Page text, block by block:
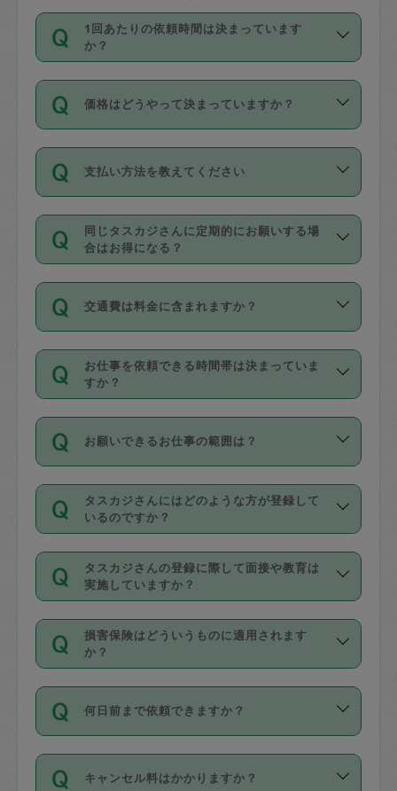
1回あたりの依頼時間は決まっています
か？
依頼1回につき3時間固定です。3時間を
超えて依頼したい場合は、延長機能をご
利用ください。機能をご利用いただくに
の上事前申請することが必要です。な
お、3時間を下回っても、値引き等はござ
いません。
価格はどうやって決まっていますか？
11種類の価格帯の中からタスカジさん自
身が価格を選んで設定しています。
タスカジさんの価格設定には最初は制限
があり、レビュー件数、レビューの平均
値、などで除々に設定可能な最高額が上
がっていく仕組みになっています。
支払い方法を教えてください
お支払方法はクレジットカード（Visa／
Master／JCB／AMERICAN EXPRESS／
Diners Club）のみとなります。
を行う際にご入力ください。プロフィー
ル登録時にはご入力いただかなくても大
丈夫です。
デビットカード・プリペイドカード（Vプ
リカ、au WALLETなど）は支払にはご利
銀行振込や現金払いも対応していませ
なお、タスカジさんの交通費も、依頼料
金のご請求と合わせてお支払いとなりま
動計算で表示されます。
同じタスカジさんに定期的にお願いする場
合はお得になる？
依頼には「スポット」と「定期（毎週｜
隔週）」があり、「定期」の依頼は「ス
ポット」よりお得な料金でご利用できま
す。
定期の最低利用回数は設けていない代わ
りに、一定数を超えたキャンセルは有償
（例：毎週定期の場合は３回以上のキャ
ンセルが有償（1200円、隔週定期の場合
は２回以上のキャンセルが有償（1200
交通費は料金に含まれますか？
交通費は依頼料金とは別途発生し、依頼
料金のご請求と合わせてお支払いとなり
ます。交通費の金額は「依頼の詳細」に
お仕事を依頼できる時間帯は決まっていま
すか？
時間帯は3種類あります。いずれも１回あ
たり３時間です。
・ＡＭ ９時～１２時
・ＰＭ １３時～１６時
・夜 １８時～２１時
開始時間を２時間前後変更することが可
能です。依頼送信後、個別にタスカジさ
んにメッセージを送り調整してくださ
い。ただし、２時間を越えての調整はで
時間も被らない場合、損害保険の対象外
お願いできるお仕事の範囲は？
掃除、整理収納、洗濯、買い物、料理、
作り置きです。タスカジさんによってで
きる仕事の範囲が異なりますので、依頼
する前にタスカジさんのプロフィールで
確認してください。
基本的に、高所での作業や危険作業、屋
外での作業は対象外です。
タスカジさんにはどのような方が登録して
いるのですか？
主婦として長年の家事経験をお持ちの
方、栄養士・調理師といった資格者で保
育園や学校の給食やレストランで料理関
係の専門職に従事されていた方、日本で
すでにハウスキーパーや英語の先生とし
てお仕事をしているフィリピン出身の
社員など様々なバックグラウンドの方が
登録しています。
タスカジさんの登録に際して面接や教育は
実施していますか？
応募の際に、各自事務局との面接と説明
を行っています。その後、身分証明書の
写真提出をしていただいています。外国
確認しています。タスカジさんトレーニ
ング動画を使ったセルフトレーニングの
現場トライアルを受け、合格したタスカ
損害保険はどういうものに適用されます
か？
依頼者とタスカジさんとの間でタスカジ
を通して成立した作業時間内での作業に
適用されます。作業範囲は、掃除、洗
です。作業中に物を壊したり、人にけが
何日前まで依頼できますか？
ご依頼は、現在を起点に3日後（72時間
以降）の日時から受付可能となっていま
キャンセル料はかかりますか？